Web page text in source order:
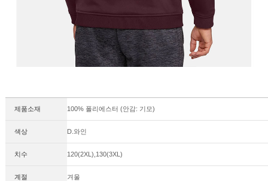
제품소재 100% 폴리에스터 (안감: 기모)
색상 D.와인
치수 120(2XL),130(3XL)
계절 겨울